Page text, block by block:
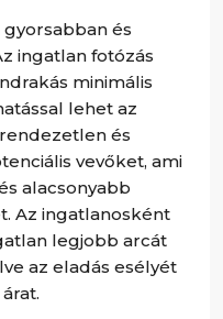
és
ingatlan fotózás
minimális
lehet az
és
vevőket, ami
alacsonyabb
Az ingatlanosként
legjobb arcát
az eladás esélyét